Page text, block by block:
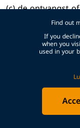
Find out
If you
when you
used in your
(c) de ontvangst
persoonlijke
derde partijen in
van de Klant zal
partij niet in
wet- of
van enige derde
Geassocieerde
leveranciers van